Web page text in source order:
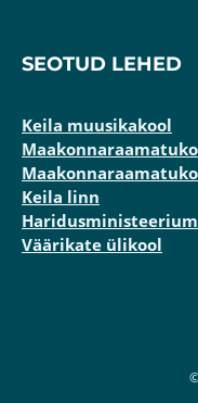
SEOTUD LEHED
Keila muusikakool
Keila linn
Haridusministeerium
Väärikate ülikool